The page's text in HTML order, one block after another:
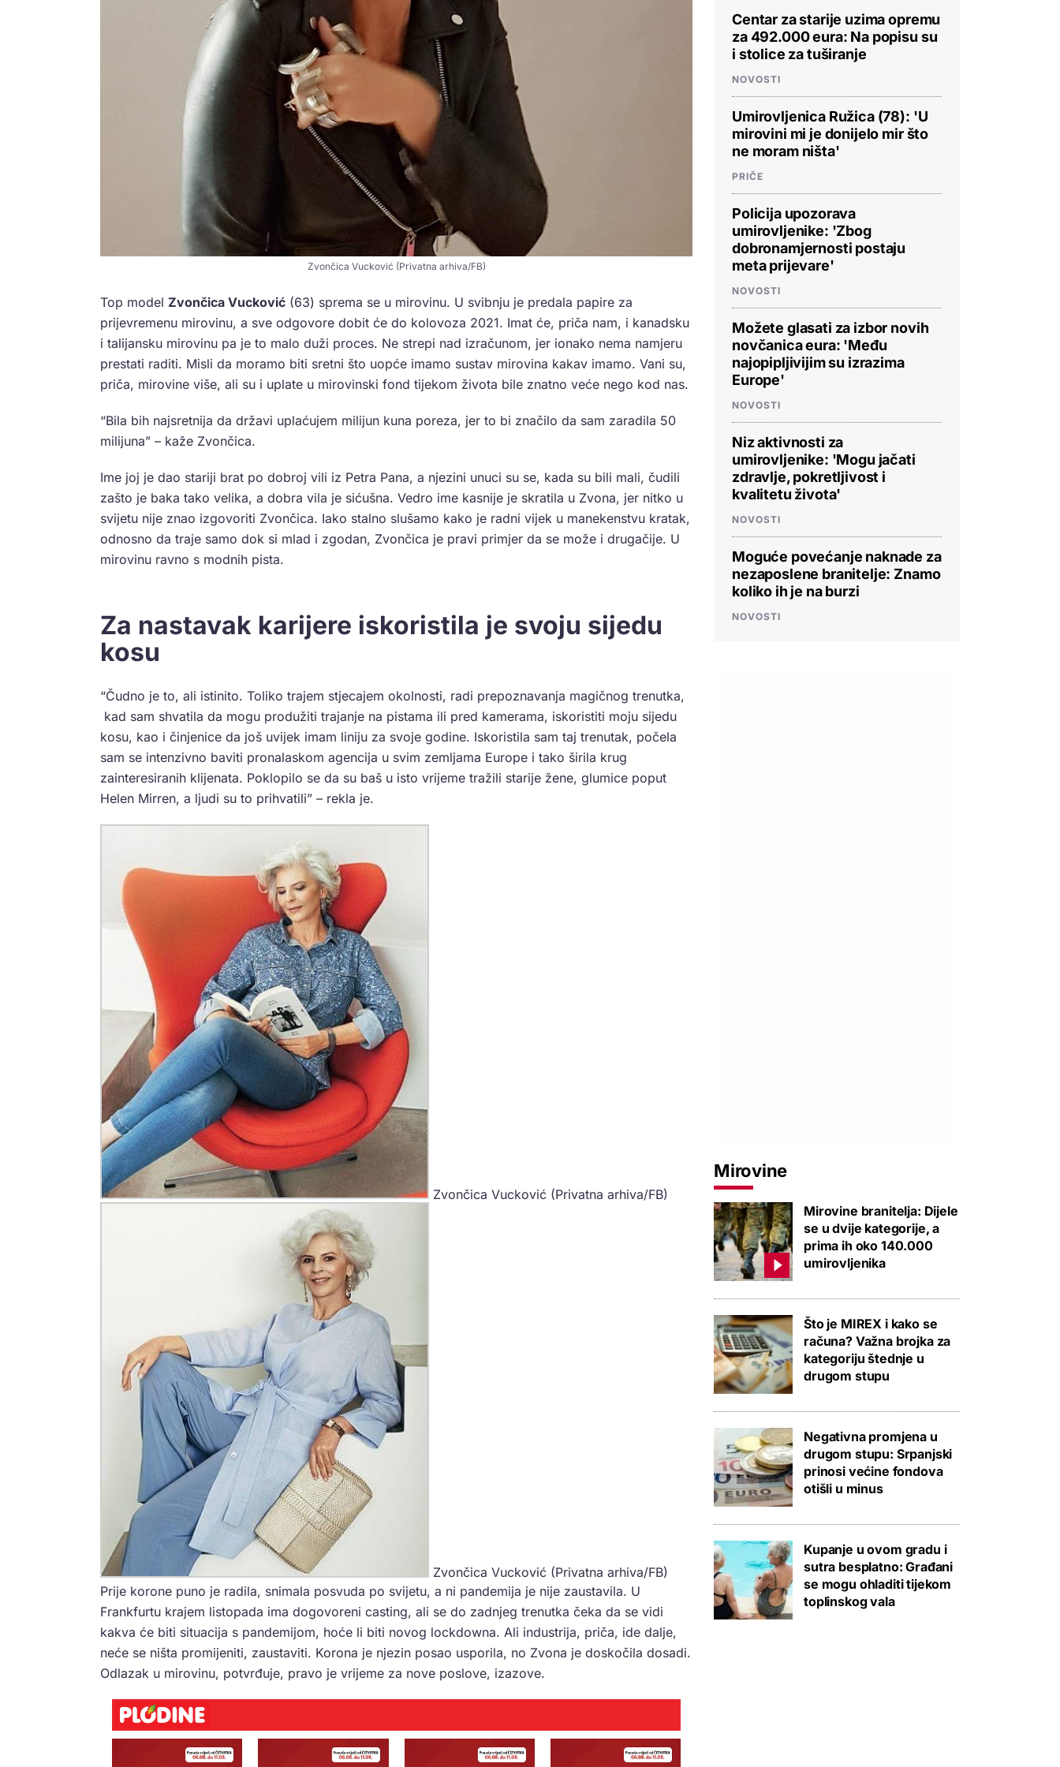
Zvončica Vucković (Privatna arhiva/FB)
Top model Zvončica Vucković (63) sprema se u mirovinu. U svibnju je predala papire za
prijevremenu mirovinu, a sve odgovore dobit će do kolovoza 2021. Imat će, priča nam, i kanadsku
i talijansku mirovinu pa je to malo duži proces. Ne strepi nad izračunom, jer ionako nema namjeru
prestati raditi. Misli da moramo biti sretni što uopće imamo sustav mirovina kakav imamo. Vani su,
priča, mirovine više, ali su i uplate u mirovinski fond tijekom života bile znatno veće nego kod nas.
“Bila bih najsretnija da državi uplaćujem milijun kuna poreza, jer to bi značilo da sam zaradila 50
milijuna” – kaže Zvončica.
Ime joj je dao stariji brat po dobroj vili iz Petra Pana, a njezini unuci su se, kada su bili mali, čudili
zašto je baka tako velika, a dobra vila je sićušna. Vedro ime kasnije je skratila u Zvona, jer nitko u
svijetu nije znao izgovoriti Zvončica. Iako stalno slušamo kako je radni vijek u manekenstvu kratak,
odnosno da traje samo dok si mlad i zgodan, Zvončica je pravi primjer da se može i drugačije. U
mirovinu ravno s modnih pista.
Za nastavak karijere iskoristila je svoju sijedu
kosu
“Čudno je to, ali istinito. Toliko trajem stjecajem okolnosti, radi prepoznavanja magičnog trenutka,
kad sam shvatila da mogu produžiti trajanje na pistama ili pred kamerama, iskoristiti moju sijedu
kosu, kao i činjenice da još uvijek imam liniju za svoje godine. Iskoristila sam taj trenutak, počela
sam se intenzivno baviti pronalaskom agencija u svim zemljama Europe i tako širila krug
zainteresiranih klijenata. Poklopilo se da su baš u isto vrijeme tražili starije žene, glumice poput
Helen Mirren, a ljudi su to prihvatili” – rekla je.
Zvončica Vucković (Privatna arhiva/FB)
Zvončica Vucković (Privatna arhiva/FB)
Prije korone puno je radila, snimala posvuda po svijetu, a ni pandemija je nije zaustavila. U
Frankfurtu krajem listopada ima dogovoreni casting, ali se do zadnjeg trenutka čeka da se vidi
kakva će biti situacija s pandemijom, hoće li biti novog lockdowna. Ali industrija, priča, ide dalje,
neće se ništa promijeniti, zaustaviti. Korona je njezin posao usporila, no Zvona je doskočila dosadi.
Odlazak u mirovinu, potvrđuje, pravo je vrijeme za nove poslove, izazove.
Centar za starije uzima opremu
za 492.000 eura: Na popisu su
i stolice za tuširanje
NOVOSTI
Umirovljenica Ružica (78): 'U
mirovini mi je donijelo mir što
ne moram ništa'
PRIČE
Policija upozorava
umirovljenike: 'Zbog
dobronamjernosti postaju
meta prijevare'
NOVOSTI
Možete glasati za izbor novih
novčanica eura: 'Među
najopipljivijim su izrazima
Europe'
NOVOSTI
Niz aktivnosti za
umirovljenike: 'Mogu jačati
zdravlje, pokretljivost i
kvalitetu života'
NOVOSTI
Moguće povećanje naknade za
nezaposlene branitelje: Znamo
koliko ih je na burzi
NOVOSTI
Mirovine
Mirovine branitelja: Dijele
se u dvije kategorije, a
prima ih oko 140.000
umirovljenika
Što je MIREX i kako se
računa? Važna brojka za
kategoriju štednje u
drugom stupu
Negativna promjena u
drugom stupu: Srpanjski
prinosi većine fondova
otišli u minus
Kupanje u ovom gradu i
sutra besplatno: Građani
se mogu ohladiti tijekom
toplinskog vala